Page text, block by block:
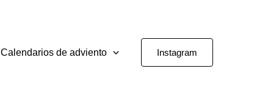
Calendarios de adviento Instagram